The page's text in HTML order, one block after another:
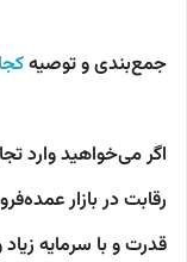
جمع‌بندی و توصیه
اگر می‌خواهید وارد
رقابت در بازار
قدرت و با سرمایه